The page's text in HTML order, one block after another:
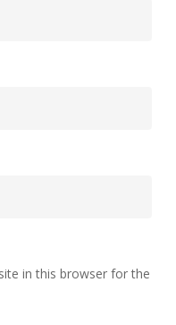
in this browser for the